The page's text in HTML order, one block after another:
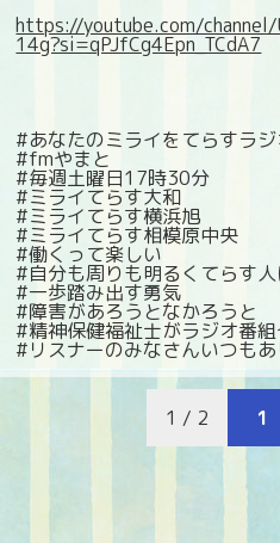
https://youtube.com/channel/
14g?si=qPJfCg4Epn_TCdA7
#あなたのミライをてらすラジ
#fmやまと
#毎週土曜日17時30分
#ミライてらす大和
#ミライてらす横浜旭
#ミライてらす相模原中央
#働くって楽しい
#自分も周りも明るくてらす
#一歩踏み出す勇気
#障害があろうとなかろうと
#精神保健福祉士がラジオ番
#リスナーのみなさんいつも
1 / 2 1